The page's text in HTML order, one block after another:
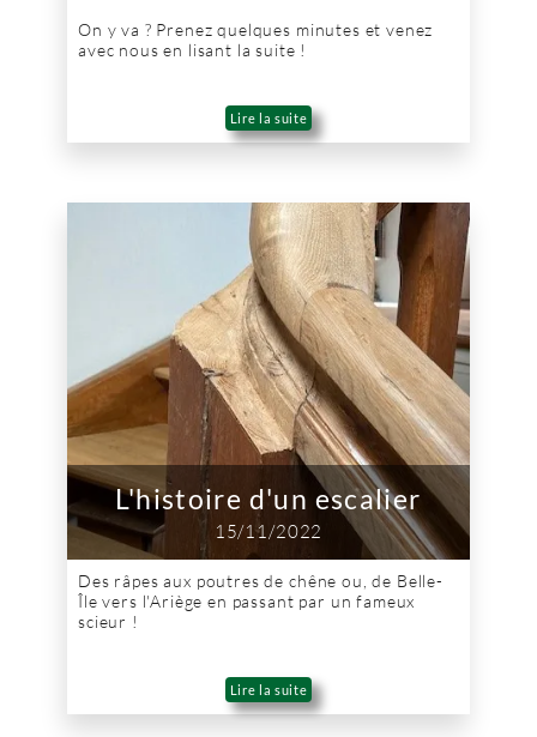
On y va ? Prenez quelques minutes et venez
avec nous en lisant la suite !
Lire la suite
L'histoire d'un escalier
15/11/2022
Des râpes aux poutres de chêne ou, de Belle-
Île vers l'Ariège en passant par un fameux
scieur !
Lire la suite